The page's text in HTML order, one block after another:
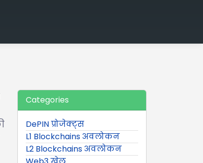
Categories
DePIN प्रोजेक्ट्स
L1 Blockchains अवलोकन
L2 Blockchains अवलोकन